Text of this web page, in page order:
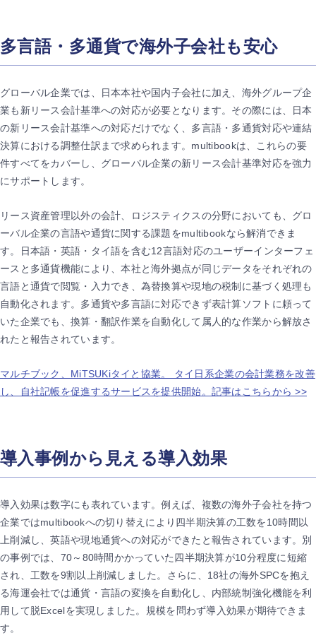
多言語・多通貨で海外子会社も安心
グローバル企業では、日本本社や国内子会社に加え、海外グループ企
業も新リース会計基準への対応が必要となります。その際には、日本
の新リース会計基準への対応だけでなく、多言語・多通貨対応や連結
決算における調整仕訳まで求められます。multibookは、これらの要
件すべてをカバーし、グローバル企業の新リース会計基準対応を強力
にサポートします。
リース資産管理以外の会計、ロジスティクスの分野においても、グロ
ーバル企業の言語や通貨に関する課題をmultibookなら解消できま
す。日本語・英語・タイ語を含む12言語対応のユーザーインターフェ
ースと多通貨機能により、本社と海外拠点が同じデータをそれぞれの
言語と通貨で閲覧・入力でき、為替換算や現地の税制に基づく処理も
自動化されます。多通貨や多言語に対応できず表計算ソフトに頼って
いた企業でも、換算・翻訳作業を自動化して属人的な作業から解放さ
れたと報告されています。
マルチブック、MiTSUKiタイと協業。 タイ日系企業の会計業務を改善
し、自社記帳を促進するサービスを提供開始。記事はこちらから >>
導入事例から見える導入効果
導入効果は数字にも表れています。例えば、複数の海外子会社を持つ
企業ではmultibookへの切り替えにより四半期決算の工数を10時間以
上削減し、英語や現地通貨への対応ができたと報告されています。別
の事例では、70～80時間かかっていた四半期決算が10分程度に短縮
され、工数を9割以上削減しました。さらに、18社の海外SPCを抱え
る海運会社では通貨・言語の変換を自動化し、内部統制強化機能を利
用して脱Excelを実現しました。規模を問わず導入効果が期待できま
す。